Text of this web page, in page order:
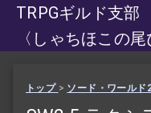
TRPGギルド支部
〈しゃちほこの尾
トップ > ソード・ワールド